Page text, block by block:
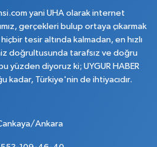
yani UHA olarak internet
gerçekleri bulup ortaya çıkarmak
tesir altında kalmadan, en hızlı
doğrultusunda tarafsız ve doğru
yüzden diyoruz ki; UYGUR HABER
kadar, Türkiye'nin de ihtiyacıdır.
Ankara